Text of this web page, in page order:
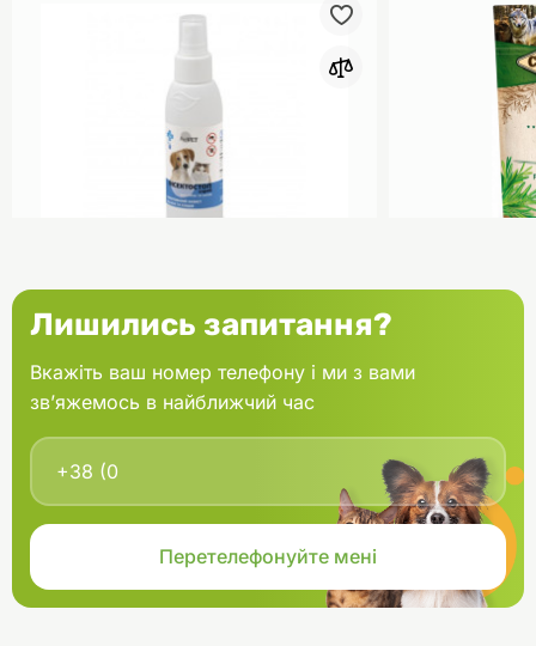
бліх та кліщів для котів і собак
В кошик
Carnilove
Лишились запитання?
Вкажіть ваш номер телефону і ми з вами
зв’яжемось в найближчий час